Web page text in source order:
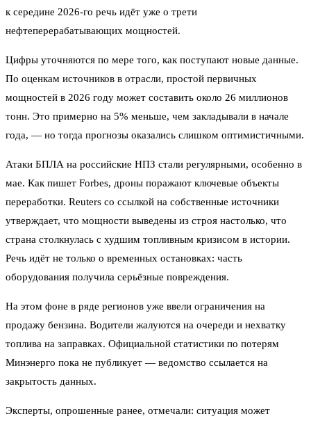
к середине 2026-го речь идёт уже о трети
нефтеперерабатывающих мощностей.
Цифры уточняются по мере того, как поступают новые данные.
По оценкам источников в отрасли, простой первичных
мощностей в 2026 году может составить около 26 миллионов
тонн. Это примерно на 5% меньше, чем закладывали в начале
года, — но тогда прогнозы оказались слишком оптимистичными.
Атаки БПЛА на российские НПЗ стали регулярными, особенно в
мае. Как пишет Forbes, дроны поражают ключевые объекты
переработки. Reuters со ссылкой на собственные источники
утверждает, что мощности выведены из строя настолько, что
страна столкнулась с худшим топливным кризисом в истории.
Речь идёт не только о временных остановках: часть
оборудования получила серьёзные повреждения.
На этом фоне в ряде регионов уже ввели ограничения на
продажу бензина. Водители жалуются на очереди и нехватку
топлива на заправках. Официальной статистики по потерям
Минэнерго пока не публикует — ведомство ссылается на
закрытость данных.
Эксперты, опрошенные ранее, отмечали: ситуация может